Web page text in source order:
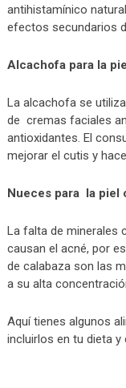
antihistamínico
efectos secundarios
Alcachofa para la
La alcachofa se
de cremas faciales
antioxidantes. El
mejorar el cutis y
Nueces para la piel
La falta de minerales
causan el acné, por
de calabaza son las
a su alta
Aquí tienes algunos
incluirlos en tu dieta y